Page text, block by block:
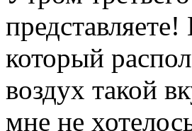
который
воздух такой
мне не